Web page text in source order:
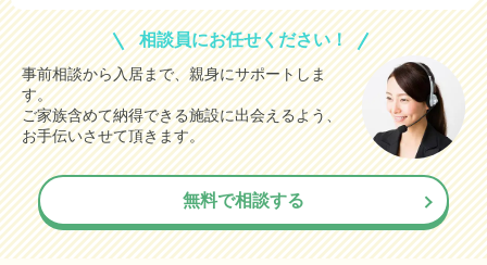
相談員にお任せください！
事前相談から入居まで、親身にサポートしま
す。
ご家族含めて納得できる施設に出会えるよう、
お手伝いさせて頂きます。
無料で相談する